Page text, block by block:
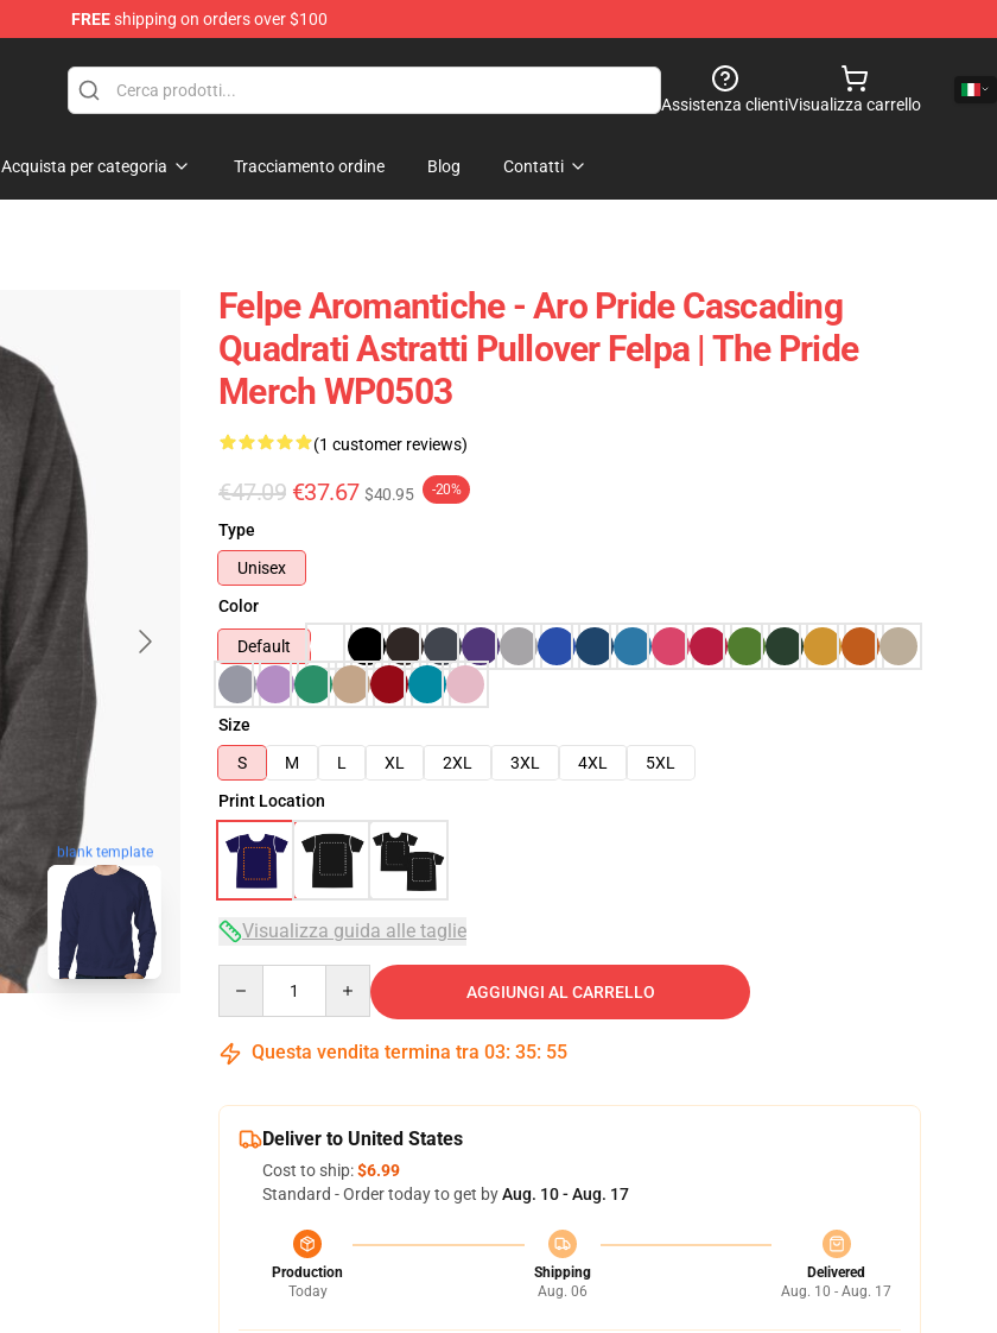
FREEshipping on orders over $100
Assistenza clientiVisualizza carrello
Acquista per categoria Tracciamento ordine Blog Contatti
blank template
Felpe Aromantiche - Aro Pride Cascading
Quadrati Astratti Pullover Felpa | The Pride
Merch WP0503
(1 customer reviews)
€47.09 €37.67 $40.95 -20%
Type
Unisex
Color
Default
Size
S
M L XL 2XL 3XL 4XL
5XL
Print Location
Visualizza guida alle taglie
AGGIUNGI AL CARRELLO
Questa vendita termina tra 03: 35: 54
Deliver to United States
Cost to ship:$6.99
Standard - Order today to get byAug. 10 - Aug. 17
Production
Today
Shipping
Aug. 06
Delivered
Aug. 10 - Aug. 17